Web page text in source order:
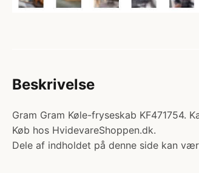
Beskrivelse
Gram Gram Køle-fryseskab KF471754.
Køb hos HvidevareShoppen.dk.
Dele af indholdet på denne side kan